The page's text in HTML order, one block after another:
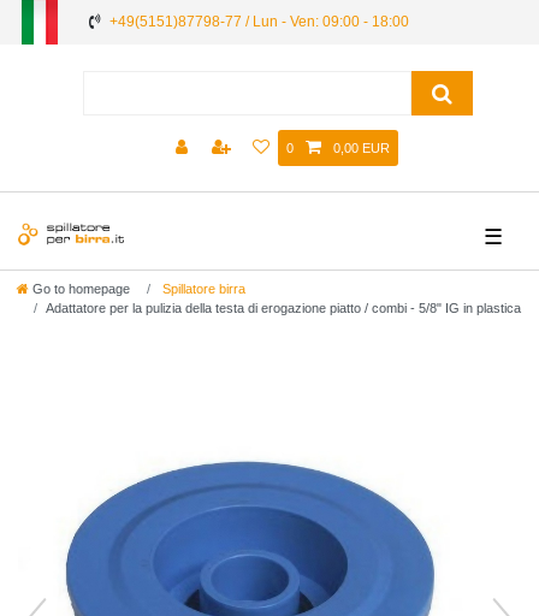
+49(5151)87798-77 / Lun - Ven: 09:00 - 18:00
0 0,00 EUR
☰
Go to homepage
Spillatore birra
Adattatore per la pulizia della testa di erogazione piatto / combi - 5/8" IG in plastica